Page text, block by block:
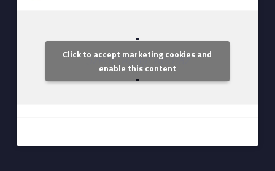
Szent Margit Kórház
Click to accept marketing cookies and
enable this content